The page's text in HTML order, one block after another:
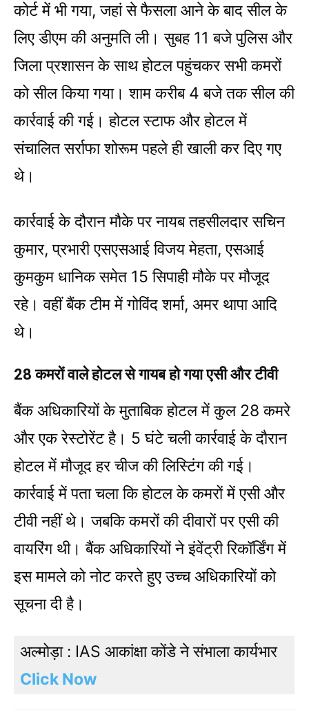
कोर्ट में भी गया, जहां से फैसला आने के बाद सील के
लिए डीएम की ​अनुमति ली। सुबह 11 बजे पुलिस और
जिला प्रशासन के साथ होटल पहुंचकर सभी कमरों
को सील किया गया। शाम करीब 4 बजे तक सील की
कार्रवाई की गई। होटल स्टाफ और होटल में
संचालित सर्राफा शोरूम पहले ही खाली कर दिए गए
थे।
कार्रवाई के दौरान मौके पर नायब तहसीलदार सचिन
कुमार, प्रभारी एसएसआई विजय मेहता, एसआई
कुमकुम धानिक समेत 15 सिपाही मौके पर मौजूद
रहे। वहीं बैंक टीम में गोविंद शर्मा, अमर थापा आदि
थे।
28 कमरों वाले होटल से गायब हो गया एसी और टीवी
बैंक अधिकारियों के मुताबिक होटल में कुल 28 कमरे
और एक रेस्टोरेंट है। 5 घंटे चली कार्रवाई के दौरान
होटल में मौजूद हर चीज की लिस्टिंग की गई।
कार्रवाई में पता चला कि होटल के कमरों में एसी और
टीवी नहीं थे। जबकि कमरों की दीवारों पर एसी की
वायरिंग थी। बैंक अ​धिकारियों ने इंवेंट्री रिकॉर्डिंग में
इस मामले को नोट करते हुए उच्च अधिकारियों को
सूचना दी है।
अल्मोड़ा : IAS आकांक्षा कोंडे ने संभाला कार्यभार
Click Now